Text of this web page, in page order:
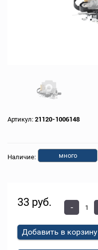
Артикул: 21120-1006148
Наличие: много
33 руб. -
Добавить в корзину